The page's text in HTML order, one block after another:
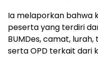
Ia melaporkan bahwa
peserta yang terdiri
BUMDes, camat,
serta OPD terkait dari